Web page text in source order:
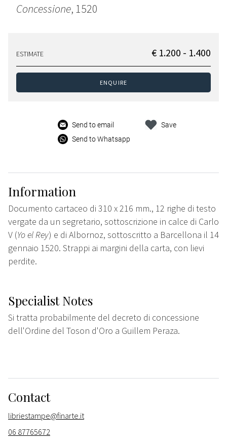
Concessione, 1520
ESTIMATE € 1.200 - 1.400
ENQUIRE
Send to email
Send to Whatsapp
Save
Information
Documento cartaceo di 310 x 216 mm., 12 righe di testo
vergate da un segretario, sottoscrizione in calce di Carlo
V (Yo el Rey) e di Albornoz, sottoscritto a Barcellona il 14
gennaio 1520. Strappi ai margini della carta, con lievi
perdite.
Specialist Notes
Si tratta probabilmente del decreto di concessione
dell'Ordine del Toson d'Oro a Guillem Peraza.
Contact
libriestampe@finarte.it
06 87765672